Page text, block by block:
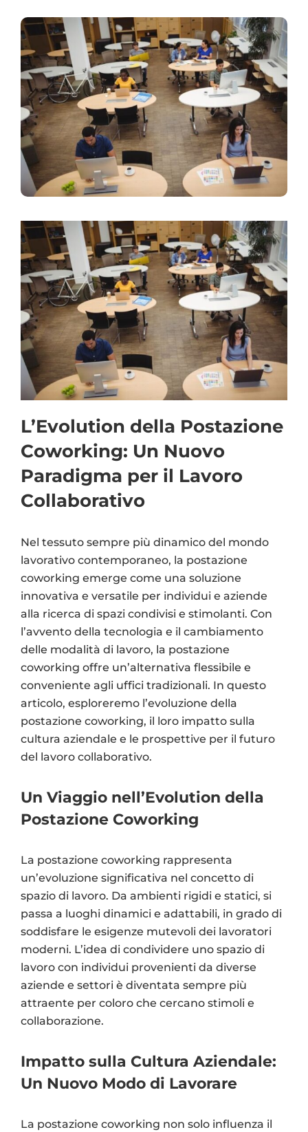
L’Evolution della Postazione
Coworking: Un Nuovo
Paradigma per il Lavoro
Collaborativo
Nel tessuto sempre più dinamico del mondo
lavorativo contemporaneo, la postazione
coworking emerge come una soluzione
innovativa e versatile per individui e aziende
alla ricerca di spazi condivisi e stimolanti. Con
l’avvento della tecnologia e il cambiamento
delle modalità di lavoro, la postazione
coworking offre un’alternativa flessibile e
conveniente agli uffici tradizionali. In questo
articolo, esploreremo l’evoluzione della
postazione coworking, il loro impatto sulla
cultura aziendale e le prospettive per il futuro
del lavoro collaborativo.
Un Viaggio nell’Evolution della
Postazione Coworking
La postazione coworking rappresenta
un’evoluzione significativa nel concetto di
spazio di lavoro. Da ambienti rigidi e statici, si
passa a luoghi dinamici e adattabili, in grado di
soddisfare le esigenze mutevoli dei lavoratori
moderni. L’idea di condividere uno spazio di
lavoro con individui provenienti da diverse
aziende e settori è diventata sempre più
attraente per coloro che cercano stimoli e
collaborazione.
Impatto sulla Cultura Aziendale:
Un Nuovo Modo di Lavorare
La postazione coworking non solo influenza il